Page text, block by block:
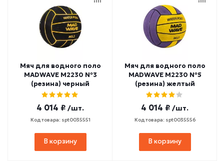
Мяч для водного поло
MADWAVE M2230 №3
(резина) черный
4 014 ₽ /шт.
Код товара: spt0035551
В корзину
Мяч для водного поло
MADWAVE M2230 №5
(резина) желтый
4 014 ₽ /шт.
Код товара: spt0035556
В корзину